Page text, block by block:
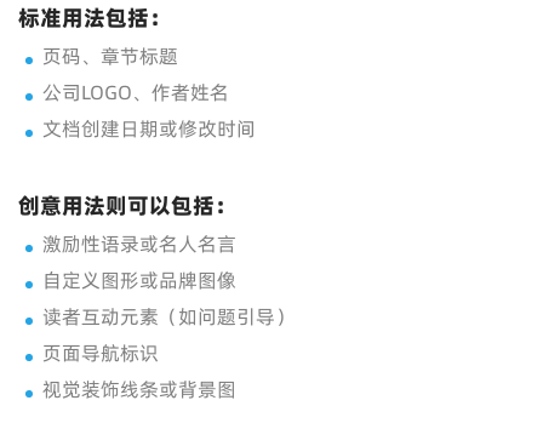
标准用法包括：
页码、章节标题
公司LOGO、作者姓名
文档创建日期或修改时间
创意用法则可以包括：
激励性语录或名人名言
自定义图形或品牌图像
读者互动元素（如问题引导）
页面导航标识
视觉装饰线条或背景图